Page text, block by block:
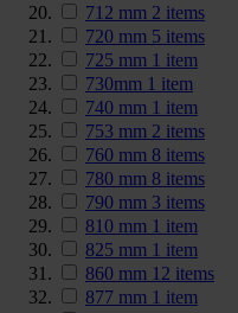
712 mm 2 items
720 mm 5 items
725 mm 1 item
730mm 1 item
740 mm 1 item
753 mm 2 items
760 mm 8 items
780 mm 8 items
790 mm 3 items
810 mm 1 item
825 mm 1 item
860 mm 12 items
877 mm 1 item